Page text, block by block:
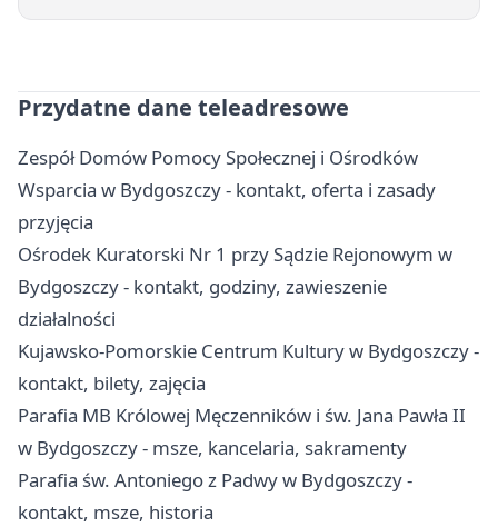
Przydatne dane teleadresowe
Zespół Domów Pomocy Społecznej i Ośrodków
Wsparcia w Bydgoszczy - kontakt, oferta i zasady
przyjęcia
Ośrodek Kuratorski Nr 1 przy Sądzie Rejonowym w
Bydgoszczy - kontakt, godziny, zawieszenie
działalności
Kujawsko-Pomorskie Centrum Kultury w Bydgoszczy -
kontakt, bilety, zajęcia
Parafia MB Królowej Męczenników i św. Jana Pawła II
w Bydgoszczy - msze, kancelaria, sakramenty
Parafia św. Antoniego z Padwy w Bydgoszczy -
kontakt, msze, historia